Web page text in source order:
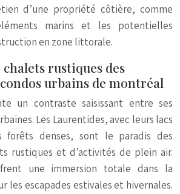
d’une propriété côtière, comme
marins et les potentielles
en zone littorale.
rustiques des
urbains de montréal
un contraste saisissant entre ses
Les Laurentides, avec leurs lacs
forêts denses, sont le paradis des
rustiques et d’activités de plein air.
une immersion totale dans la
les escapades estivales et hivernales.